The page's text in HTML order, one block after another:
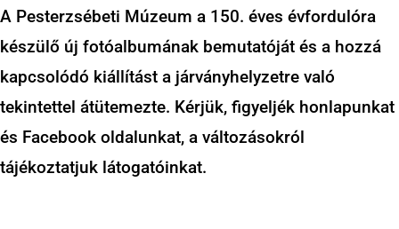
A Pesterzsébeti Múzeum a 150. éves évfordulóra
készülő új fotóalbumának bemutatóját és a hozzá
kapcsolódó kiállítást a járványhelyzetre való
tekintettel átütemezte. Kérjük, figyeljék honlapunkat
és Facebook oldalunkat, a változásokról
tájékoztatjuk látogatóinkat.